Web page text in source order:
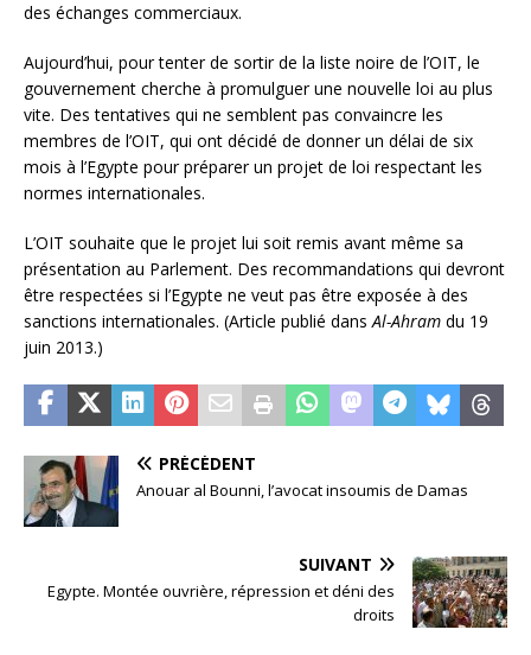
des échanges commerciaux.
Aujourd’hui, pour tenter de sortir de la liste noire de l’OIT, le
gouvernement cherche à promulguer une nouvelle loi au plus
vite. Des tentatives qui ne semblent pas convaincre les
membres de l’OIT, qui ont décidé de donner un délai de six
mois à l’Egypte pour préparer un projet de loi respectant les
normes internationales.
L’OIT souhaite que le projet lui soit remis avant même sa
présentation au Parlement. Des recommandations qui devront
être respectées si l’Egypte ne veut pas être exposée à des
sanctions internationales. (Article publié dansAl-Ahram du 19
juin 2013.)
PRÉCÉDENT
Anouar al Bounni, l’avocat insoumis de Damas
SUIVANT
Egypte. Montée ouvrière, répression et déni des
droits